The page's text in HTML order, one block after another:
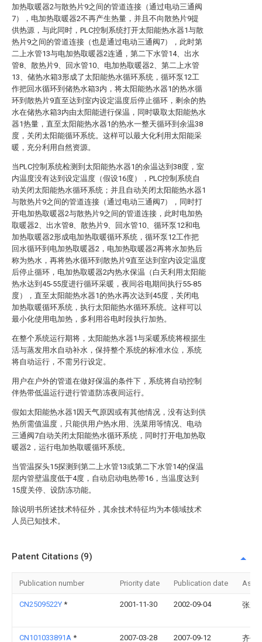
加热取暖器2与散热片9之间的管道连接（通过电动三通阀
7），电加热取暖器2不再产生热量，并且不向散热片9提
供热源，与此同时，PLC控制系统打开太阳能热水器1与散
热片9之间的管道连接（也是通过电动三通阀7），此时第
二上水管13与电加热取暖器2连通，第二下水管14、出水
管8、散热片9、回水管10、电加热取暖器2、第二上水管
13、储热水箱3形成了太阳能热水循环系统，循环泵12工
作把回水循环到储热水箱3内，将太阳能热水器1的热水循
环到散热片9直至达到室内设定温度后停止循环，剩余的热
水在储热水箱3内由太阳能进行保温，同时吸取太阳能热水
器1热量，直至太阳能热水器1的热水一整天循环到余温38
度，关闭太阳能循环系统。这样可以最大化利用太阳能采
暖，充分利用自然资源。
当PLC控制系统检测到太阳能热水器1的余温达到38度，室
内温度没有达到设定温度（假设16度），PLC控制系统自
动关闭太阳能热水循环系统；并且自动关闭太阳能热水器1
与散热片9之间的管道连接（通过电动三通阀7），同时打
开电加热取暖器2与散热片9之间的管道连接，此时电加热
取暖器2、出水管8、散热片9、回水管10、循环泵12和电
加热取暖器2形成电加热取暖循环系统，循环泵12工作把
回水循环到电加热取暖器2，电加热取暖器2再将水加热后
称为热水，再将热水循环到散热片9直至达到室内设定温度
后停止循环，电加热取暖器2内热水保温（白天利用太阳能
热水达到45-55度进行循环采暖，夜间谷电期间执行55-85
度），直至太阳能热水器1的热水再次达到45度，关闭电
加热取暖循环系统，执行太阳能热水循环系统。这样可以
最小化使用电加热，多利用谷电时段执行加热。
在整个系统运行期将，太阳能热水器1与采暖系统将根据生
活与蒸发用水自动补水，保持整个系统的标准水位，系统
将自动运行，不需另行设定。
用户在户外的管道在做好保温的条件下，系统将自动控制
伴热带低温运行进行管道防冻夜间运行。
假如太阳能热水器1因天气原因或有其他情况，没有达到供
热所需值温度，只能供用户热水用、洗菜用等情况、电动
三通阀7自动关闭太阳能热水循环系统，同时打开电加热取
暖器2，运行电加热取暖循环系统。
当管温探头15探测到第二上水管13或第二下水管14的保温
层内管壁温度低于4度，自动启动电热带16，当温度达到
15度关停、设防冻功能。
除说明书所述技术特征外，其余技术特征均为本领域技术
人员已知技术。
Patent Citations (9)
Publication number Priority date Publication date
CN2509522Y * 2001-11-30 2002-09-04 张立
CN101033891A * 2007-03-28 2007-09-12 齐俊